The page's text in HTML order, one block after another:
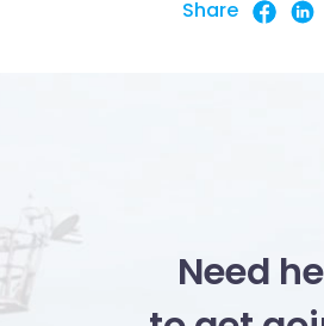
nostri partner che si occupano di
Share
Need